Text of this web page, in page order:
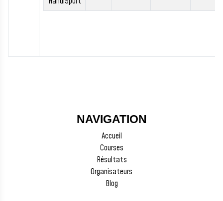
NAVIGATION
Accueil
Courses
Résultats
Organisateurs
Blog